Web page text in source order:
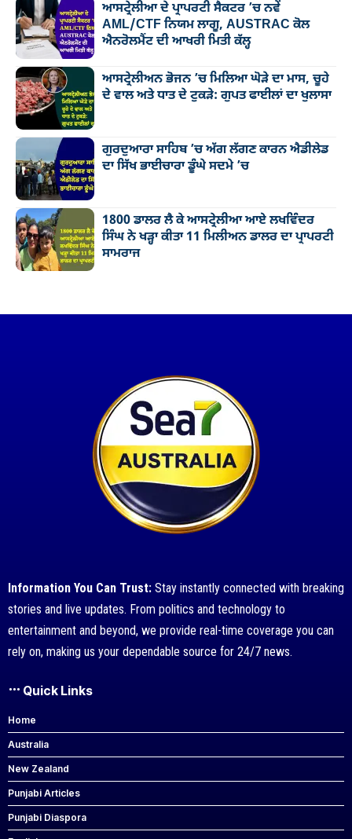
ਆਸਟ੍ਰੇਲੀਆ ਦੇ ਪ੍ਰਾਪਰਟੀ ਸੈਕਟਰ ’ਚ ਨਵੇਂ
AML/CTF ਨਿਯਮ ਲਾਗੂ, AUSTRAC ਕੋਲ
ਐਨਰੋਲਮੈਂਟ ਦੀ ਆਖਰੀ ਮਿਤੀ ਕੱਲ੍ਹ
ਆਸਟ੍ਰੇਲੀਅਨ ਭੋਜਨ ’ਚ ਮਿਲਿਆ ਘੋੜੇ ਦਾ ਮਾਸ, ਚੂਹੇ
ਦੇ ਵਾਲ ਅਤੇ ਧਾਤ ਦੇ ਟੁਕੜੇ: ਗੁਪਤ ਫਾਈਲਾਂ ਦਾ ਖੁਲਾਸਾ
ਗੁਰਦੁਆਰਾ ਸਾਹਿਬ ’ਚ ਅੱਗ ਲੱਗਣ ਕਾਰਨ ਐਡੀਲੇਡ
ਦਾ ਸਿੱਖ ਭਾਈਚਾਰਾ ਡੂੰਘੇ ਸਦਮੇ ’ਚ
1800 ਡਾਲਰ ਲੈ ਕੇ ਆਸਟ੍ਰੇਲੀਆ ਆਏ ਲਖਵਿੰਦਰ
ਸਿੰਘ ਨੇ ਖੜ੍ਹਾ ਕੀਤਾ 11 ਮਿਲੀਅਨ ਡਾਲਰ ਦਾ ਪ੍ਰਾਪਰਟੀ
ਸਾਮਰਾਜ
Information You Can Trust: Stay instantly connected with breaking
stories and live updates. From politics and technology to
entertainment and beyond, we provide real-time coverage you can
rely on, making us your dependable source for 24/7 news.
Quick Links
Home
Australia
New Zealand
Punjabi Articles
Punjabi Diaspora